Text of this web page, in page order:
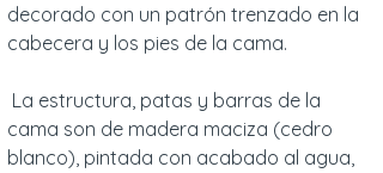
decorado con un patrón trenzado en la
cabecera y los pies de la cama.
La estructura, patas y barras de la
cama son de madera maciza (cedro
blanco), pintada con acabado al agua,